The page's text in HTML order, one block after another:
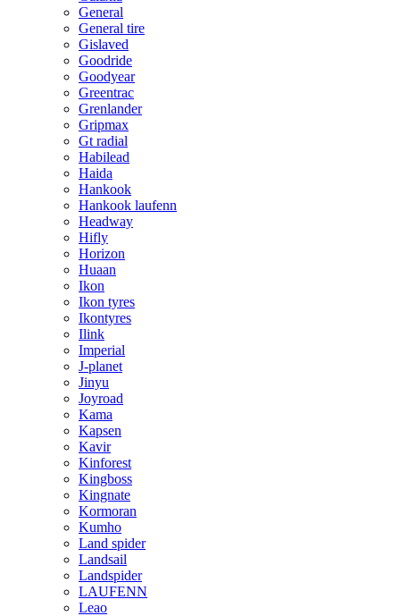
General
General tire
Gislaved
Goodride
Goodyear
Greentrac
Grenlander
Gripmax
Gt radial
Habilead
Haida
Hankook
Hankook laufenn
Headway
Hifly
Horizon
Huaan
Ikon
Ikon tyres
Ikontyres
Ilink
Imperial
J-planet
Jinyu
Joyroad
Kama
Kapsen
Kavir
Kinforest
Kingboss
Kingnate
Kormoran
Kumho
Land spider
Landsail
Landspider
LAUFENN
Leao